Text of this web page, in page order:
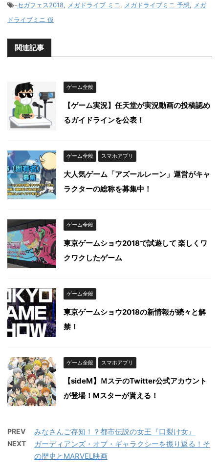
-セガフェス2018, メガドライブ ミニ , メガドライブミニ 予想, メガ
ドライブミニ 仮
関連記事
ゲーム全般
【ゲーム実況】任天堂が実況動画の投稿認め
るガイドラインを公表！
ゲーム全般 スマホアプリ
大人気ゲーム「アズールレーン」運営がキャ
ラクターの総称を募集中！
ゲーム全般
東京ゲームショウ2018で試遊して 楽しくワ
クワクしたゲーム
ゲーム全般
東京ゲームショウ2018の新情報が続々と解
禁！
ゲーム全般 スマホアプリ
【sideM】ＭステのTwitter公式アカウント
が登場！Mスターが貰える！
PREV みなさんご存知！？都市伝説の女王『口裂け女』
NEXT
ガーディアンズ・オブ・ギャラクシーを振り返る！そ
の歴史とMARVEL映画